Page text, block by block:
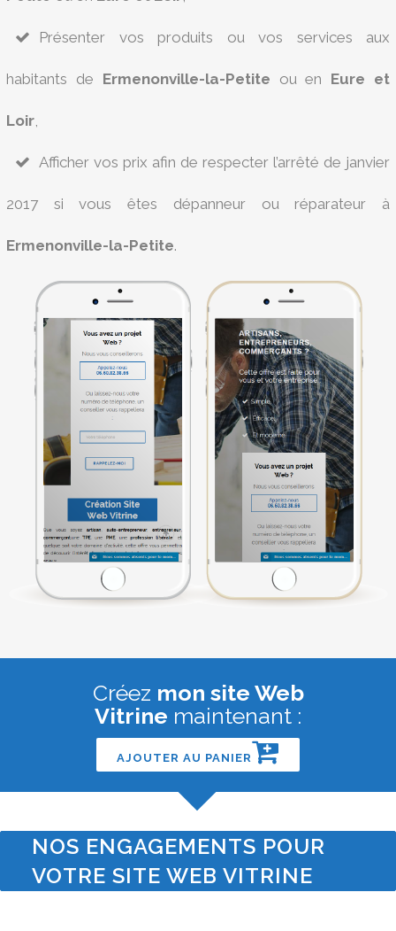
Présenter vos produits ou vos services aux
habitants de Ermenonville-la-Petite ou en Eure et
Loir,
Afficher vos prix afin de respecter l’arrêté de janvier
2017 si vous êtes dépanneur ou réparateur à
Ermenonville-la-Petite.
Créez mon site Web
Vitrine maintenant :
AJOUTER AU PANIER
NOS ENGAGEMENTS POUR
VOTRE SITE WEB VITRINE